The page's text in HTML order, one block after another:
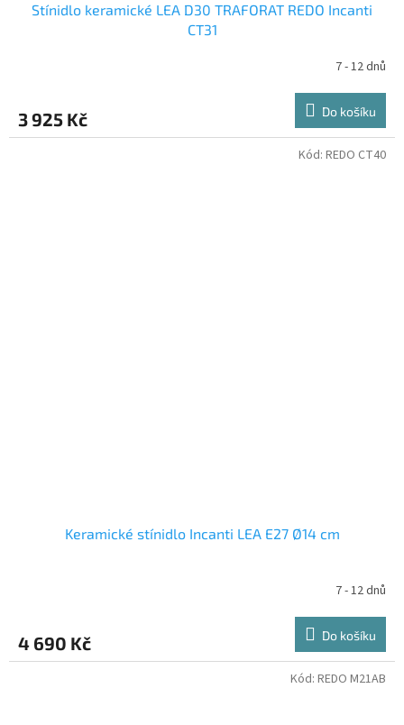
Stínidlo keramické LEA D30 TRAFORAT REDO Incanti
CT31
7 - 12 dnů
3 925 Kč Do košíku
Keramické stínidlo Incanti LEA E27 Ø14 cm
7 - 12 dnů
4 690 Kč Do košíku
Kód: REDO CT40
Kód: REDO M21AB